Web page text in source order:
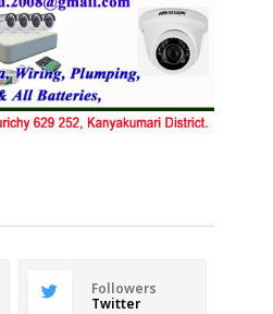
Followers
Twitter